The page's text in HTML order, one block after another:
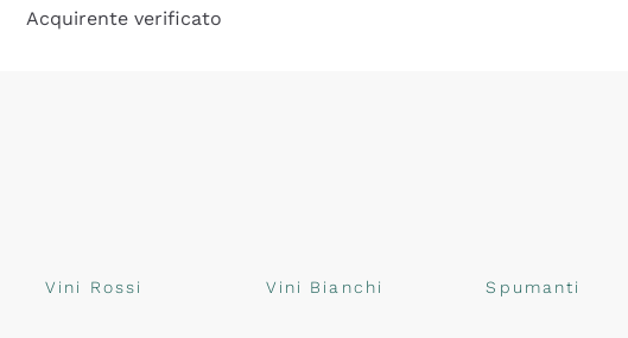
Acquirente verificato
Vini Rossi Vini Bianchi Spumanti